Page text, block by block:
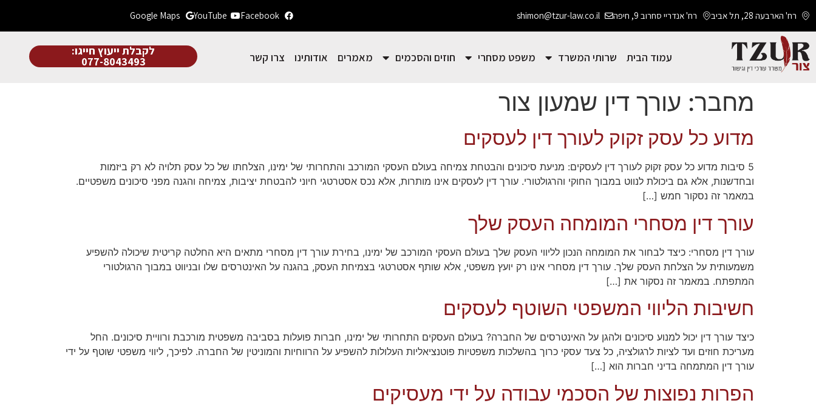
רח' הארבעה 28, תל אביב רח' אנדריי סחרוב 9, חיפה shimon@tzur-law.co.il
Facebook
YouTube
Google Maps
עמוד הבית שרותי המשרד משפט מסחרי חוזים והסכמים מאמרים אודותינו צרו קשר לקבלת ייעוץ חייגו:
077-8043493
מחבר: עורך דין שמעון צור
מדוע כל עסק זקוק לעורך דין לעסקים
5 סיבות מדוע כל עסק זקוק לעורך דין לעסקים: מניעת סיכונים והבטחת צמיחה בעולם העסקי המורכב והתחרותי של ימינו, הצלחתו של כל עסק תלויה לא רק ביזמות
ובחדשנות, אלא גם ביכולת לנווט במבוך החוקי והרגולטורי. עורך דין לעסקים אינו מותרות, אלא נכס אסטרטגי חיוני להבטחת יציבות, צמיחה והגנה מפני סיכונים משפטיים.
במאמר זה נסקור חמש […]
עורך דין מסחרי המומחה העסק שלך
עורך דין מסחרי: כיצד לבחור את המומחה הנכון לליווי העסק שלך בעולם העסקי המורכב של ימינו, בחירת עורך דין מסחרי מתאים היא החלטה קריטית שיכולה להשפיע
משמעותית על הצלחת העסק שלך. עורך דין מסחרי אינו רק יועץ משפטי, אלא שותף אסטרטגי בצמיחת העסק, בהגנה על האינטרסים שלו ובניווט במבוך הרגולטורי
המתפתח. במאמר זה נסקור את […]
חשיבות הליווי המשפטי השוטף לעסקים
כיצד עורך דין יכול למנוע סיכונים ולהגן על האינטרסים של החברה? בעולם העסקים התחרותי של ימינו, חברות פועלות בסביבה משפטית מורכבת ורוויית סיכונים. החל
מעריכת חוזים ועד לציות לרגולציה, כל צעד עסקי כרוך בהשלכות משפטיות פוטנציאליות העלולות להשפיע על הרווחיות והמוניטין של החברה. לפיכך, ליווי משפטי שוטף על ידי
עורך דין המתמחה בדיני חברות הוא […]
הפרות נפוצות של הסכמי עבודה על ידי מעסיקים